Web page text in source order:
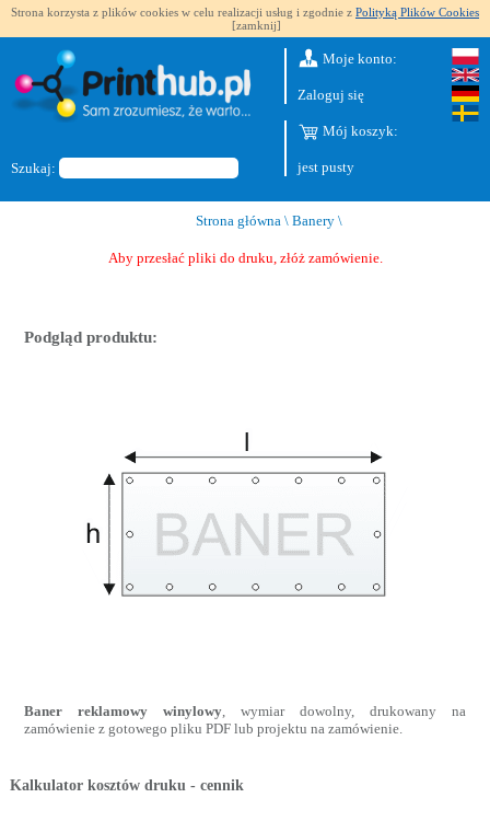
Strona korzysta z plików cookies w celu realizacji usług i zgodnie z Polityką Plików Cookies
[zamknij]
Szukaj:
Moje konto:
Zaloguj się
Mój koszyk:
jest pusty
Strona główna \ Banery \
Aby przesłać pliki do druku, złóż zamówienie.
Podgląd produktu:
Baner reklamowy winylowy, wymiar dowolny, drukowany na
zamówienie z gotowego pliku PDF lub projektu na zamówienie.
Kalkulator kosztów druku - cennik